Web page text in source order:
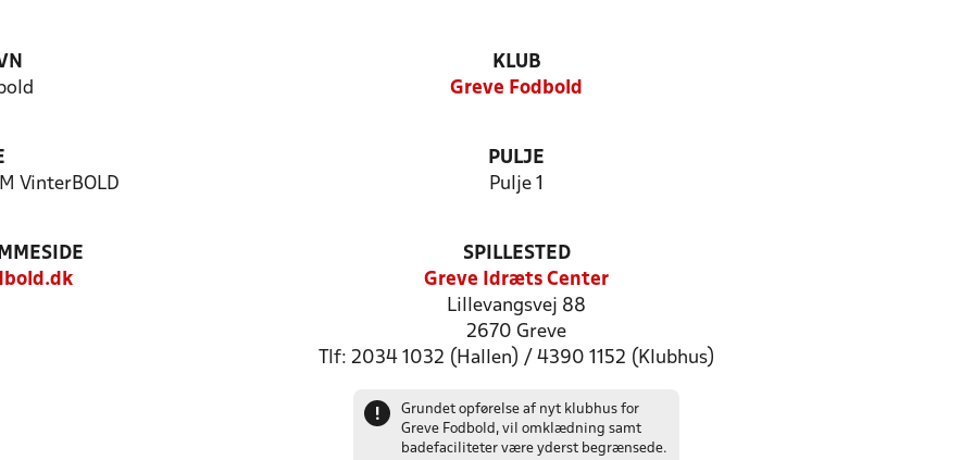
KLUB
Greve Fodbold
VinterBOLD
PULJE
Pulje 1
SPILLESTED
Greve Idræts Center
Lillevangsvej 88
2670 Greve
Tlf: 2034 1032 (Hallen) / 4390 1152 (Klubhus)
!
Grundet opførelse af nyt klubhus for
Greve Fodbold, vil omklædning samt
badefaciliteter være yderst begrænsede.